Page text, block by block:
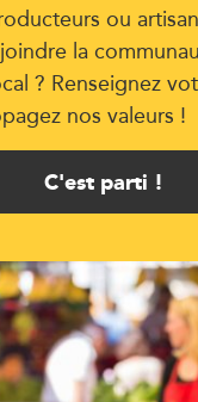
ou
la
? Renseignez
nos valeurs !
C'est parti !